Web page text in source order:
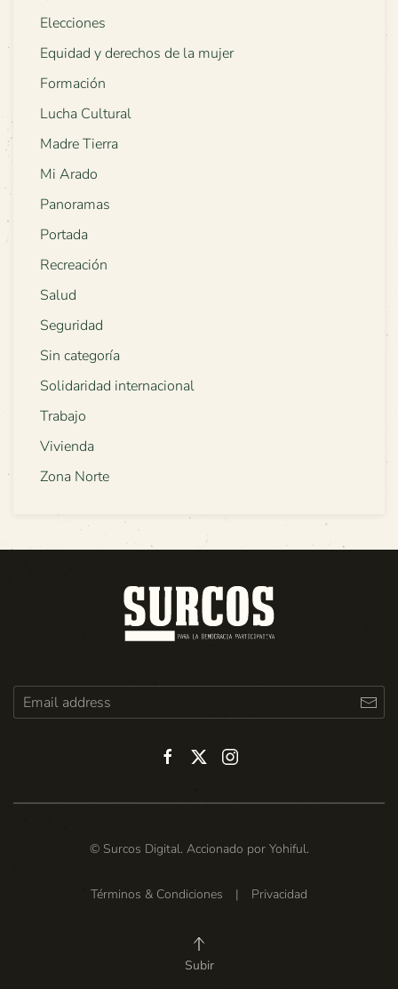
Elecciones
Equidad y derechos de la mujer
Formación
Lucha Cultural
Madre Tierra
Mi Arado
Panoramas
Portada
Recreación
Salud
Seguridad
Sin categoría
Solidaridad internacional
Trabajo
Vivienda
Zona Norte
© Surcos Digital. Accionado por Yohiful.
Términos & Condiciones | Privacidad
Subir